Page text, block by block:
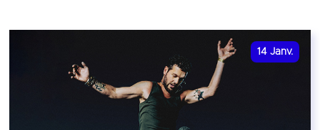
14 Janv.